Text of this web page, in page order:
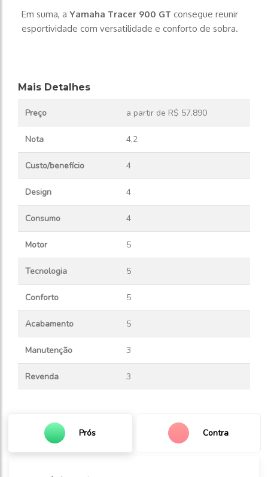
Em suma, a Yamaha Tracer 900 GT consegue reunir
esportividade com versatilidade e conforto de sobra.
Mais Detalhes
Preço a partir de R$ 57.890
Nota 4,2
Custo/benefício 4
Design 4
Consumo 4
Motor 5
Tecnologia 5
Conforto 5
Acabamento 5
Manutenção 3
Revenda 3
Prós Contra